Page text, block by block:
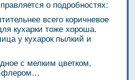
о подробностях:
всего коричневое
кухарки тоже хороша.
у кухарок пылкий и
с мелким цветком,
флером…